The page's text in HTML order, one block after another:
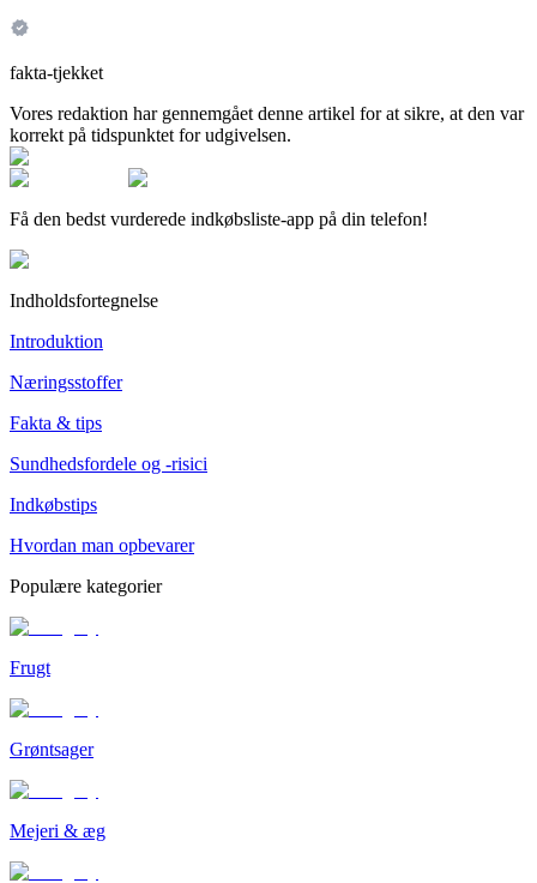
fakta-tjekket
Vores redaktion har gennemgået denne artikel for at sikre, at den var
korrekt på tidspunktet for udgivelsen.
Få den bedst vurderede indkøbsliste-app på din telefon!
Indholdsfortegnelse
Introduktion
Næringsstoffer
Fakta & tips
Sundhedsfordele og -risici
Indkøbstips
Hvordan man opbevarer
Populære kategorier
Frugt
Grøntsager
Mejeri & æg